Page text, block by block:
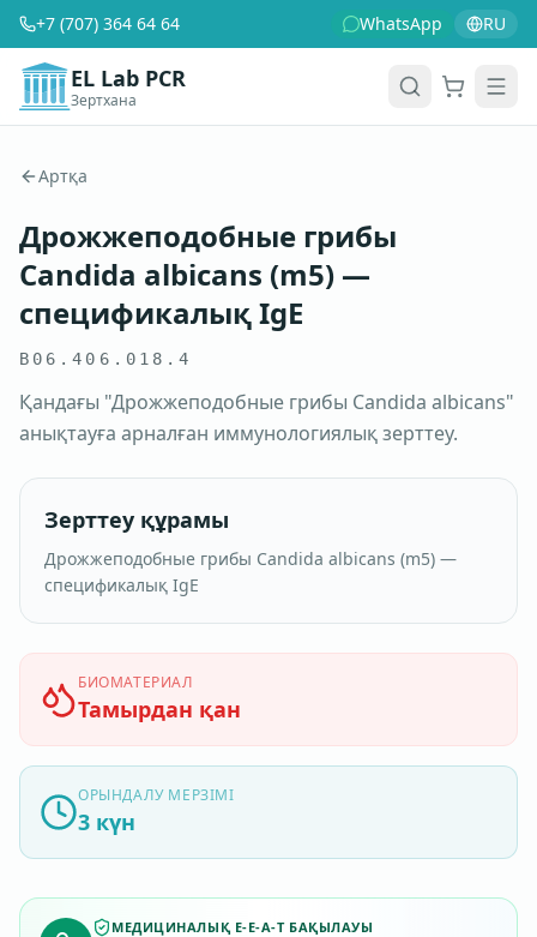
+7 (707) 364 64 64 WhatsApp RU
EL Lab PCR
Зертхана
Артқа
Дрожжеподобные грибы
Candida albicans (m5) —
спецификалық IgE
B06.406.018.4
Қандағы "Дрожжеподобные грибы Candida albicans"
анықтауға арналған иммунологиялық зерттеу.
Зерттеу құрамы
Дрожжеподобные грибы Candida albicans (m5) —
спецификалық IgE
БИОМАТЕРИАЛ
Тамырдан қан
ОРЫНДАЛУ МЕРЗІМІ
3 күн
МЕДИЦИНАЛЫҚ E-E-A-T БАҚЫЛАУЫ